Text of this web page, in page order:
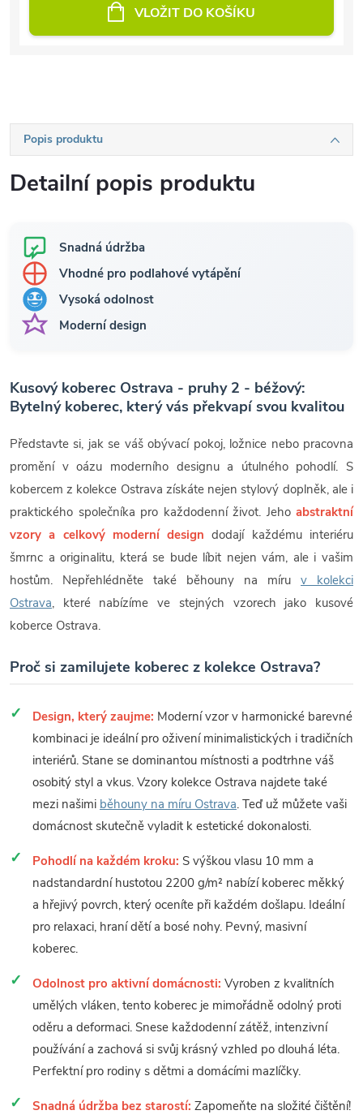
VLOŽIT DO KOŠÍKU
Popis produktu
Detailní popis produktu
Snadná údržba
Vhodné pro podlahové vytápění
Vysoká odolnost
Moderní design
Kusový koberec Ostrava - pruhy 2 - béžový:
Bytelný koberec, který vás překvapí svou kvalitou
Představte si, jak se váš obývací pokoj, ložnice nebo pracovna
promění v oázu moderního designu a útulného pohodlí. S
kobercem z kolekce Ostrava získáte nejen stylový doplněk, ale i
praktického společníka pro každodenní život. Jeho abstraktní
vzory a celkový moderní design dodají každému interiéru
šmrnc a originalitu, která se bude líbit nejen vám, ale i vašim
hostům. Nepřehlédněte také běhouny na míru v kolekci
Ostrava, které nabízíme ve stejných vzorech jako kusové
koberce Ostrava.
Proč si zamilujete koberec z kolekce Ostrava?
Design, který zaujme: Moderní vzor v harmonické barevné
kombinaci je ideální pro oživení minimalistických i tradičních
interiérů. Stane se dominantou místnosti a podtrhne váš
osobitý styl a vkus. Vzory kolekce Ostrava najdete také
mezi našimi běhouny na míru Ostrava. Teď už můžete vaši
domácnost skutečně vyladit k estetické dokonalosti.
Pohodlí na každém kroku: S výškou vlasu 10 mm a
nadstandardní hustotou 2200 g/m² nabízí koberec měkký
a hřejivý povrch, který oceníte při každém došlapu. Ideální
pro relaxaci, hraní dětí a bosé nohy. Pevný, masivní
koberec.
Odolnost pro aktivní domácnosti: Vyroben z kvalitních
umělých vláken, tento koberec je mimořádně odolný proti
oděru a deformaci. Snese každodenní zátěž, intenzivní
používání a zachová si svůj krásný vzhled po dlouhá léta.
Perfektní pro rodiny s dětmi a domácími mazlíčky.
Snadná údržba bez starostí: Zapomeňte na složité čištění!